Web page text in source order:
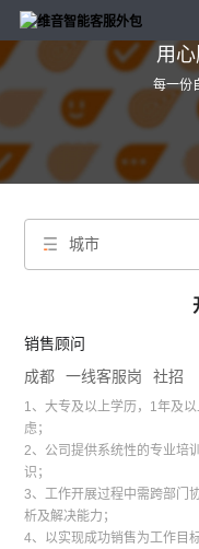
用
每一份
城市
销售顾问
成都
一线客服岗 社招
1、大专及以上学历，1年及
虑；
2、公司提供系统性的专业培
识；
3、工作开展过程中需跨部门
析及解决能力；
4、以实现成功销售为工作目